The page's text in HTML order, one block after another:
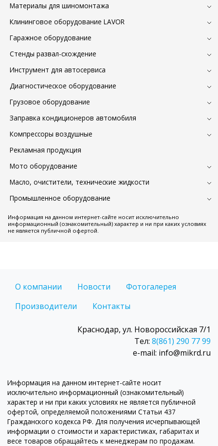
Материалы для шиномонтажа
Клининговое оборудование LAVOR
Гаражное оборудование
Стенды развал-схождение
Инструмент для автосервиса
Диагностическое оборудование
Грузовое оборудование
Заправка кондиционеров автомобиля
Компрессоры воздушные
Рекламная продукция
Мото оборудование
Масло, очистители, технические жидкости
Промышленное оборудование
Информация на данном интернет-сайте носит исключительно
информационный (ознакомительный) характер и ни при каких условиях
не является публичной офертой.
О компании Новости
Фотогалерея
Производители
Контакты
Краснодар, ул. Новороссийская 7/1
Тел: 8(861) 290 77 99
e-mail: info@mikrd.ru
Информация на данном интернет-сайте носит
исключительно информационный (ознакомительный)
характер и ни при каких условиях не является публичной
офертой, определяемой положениями Статьи 437
Гражданского кодекса РФ. Для получения исчерпывающей
информации о стоимости и характеристиках, габаритах и
весе товаров обращайтесь к менеджерам по продажам.